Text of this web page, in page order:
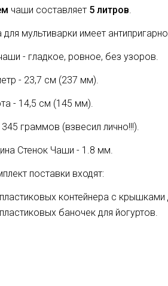
чаши составляет 5 литров
мультиварки имеет
- гладкое, ровное, без узоров.
- 23,7 см (237 мм).
- 14,5 см (145 мм).
граммов (взвесил лично!!!).
Стенок Чаши - 1.8 мм.
поставки входят:
контейнера с
баночек для йогуртов.